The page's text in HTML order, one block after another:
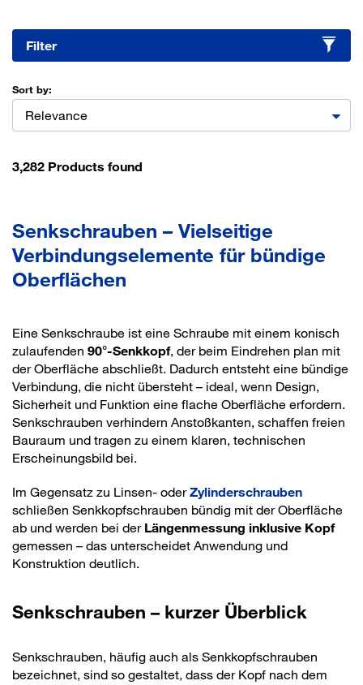
Filter
Sort by:
Relevance
3,282 Products found
Senkschrauben – Vielseitige
Verbindungselemente für bündige
Oberflächen
Eine Senkschraube ist eine Schraube mit einem konisch
zulaufenden 90°-Senkkopf, der beim Eindrehen plan mit
der Oberfläche abschließt. Dadurch entsteht eine bündige
Verbindung, die nicht übersteht – ideal, wenn Design,
Sicherheit und Funktion eine flache Oberfläche erfordern.
Senkschrauben verhindern Anstoßkanten, schaffen freien
Bauraum und tragen zu einem klaren, technischen
Erscheinungsbild bei.
Im Gegensatz zu Linsen- oderZylinderschrauben
schließen Senkkopfschrauben bündig mit der Oberfläche
ab und werden bei der Längenmessung inklusive Kopf
gemessen – das unterscheidet Anwendung und
Konstruktion deutlich.
Senkschrauben – kurzer Überblick
Senkschrauben, häufig auch als Senkkopfschrauben
bezeichnet, sind so gestaltet, dass der Kopf nach dem